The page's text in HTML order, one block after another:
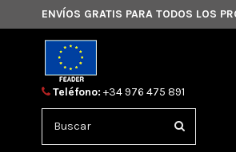
ENVÍOS GRATIS PARA TODOS LOS
Teléfono: +34 976 475 891